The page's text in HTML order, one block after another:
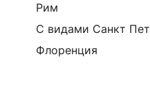
Рим
С видами Санкт
Флоренция